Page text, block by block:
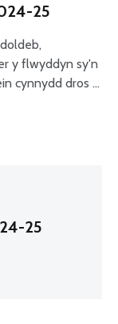
25
y flwyddyn sy'n
cynnydd dros y
sector
25